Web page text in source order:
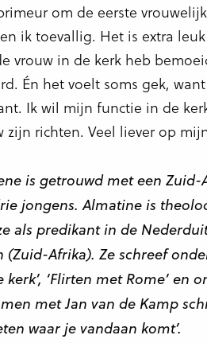
om de eerste
ik toevallig. Het is extra
vrouw in de kerk heb
Én het voelt soms gek,
Ik wil mijn functie in de
zijn richten. Veel liever op
is getrouwd met een Zuid-
jongens. Almatine is
als predikant in de
(Zuid-Afrika). Ze schreef
‘Flirten met Rome’ en
met Jan van de Kamp
waar je vandaan komt’.